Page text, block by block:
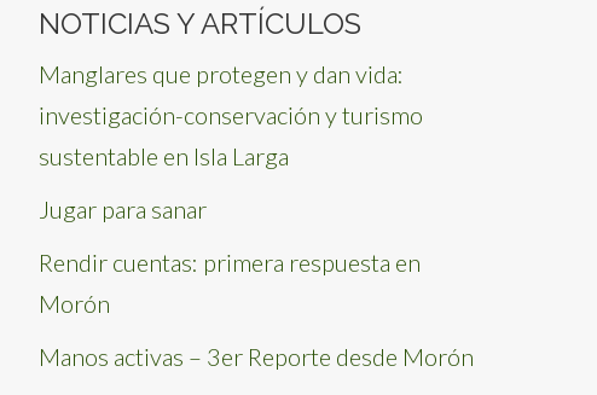
NOTICIAS Y ARTÍCULOS
Manglares que protegen y dan vida:
investigación-conservación y turismo
sustentable en Isla Larga
Jugar para sanar
Rendir cuentas: primera respuesta en
Morón
Manos activas – 3er Reporte desde Morón